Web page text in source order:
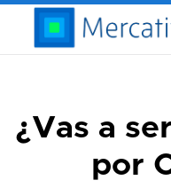
¿Vas a
por